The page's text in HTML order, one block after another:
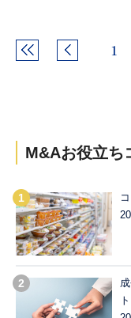
1
M&Aお役立ち